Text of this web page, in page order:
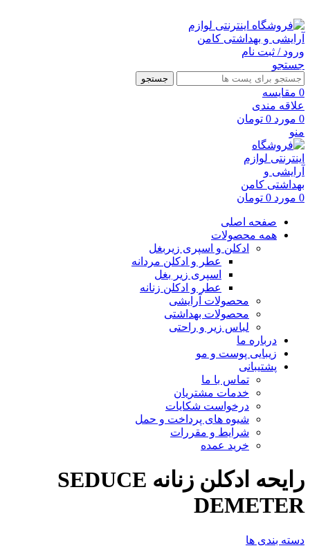
ورود / ثبت نام
جستجو
جستجو
0 مقايسه
علاقه مندی
0 مورد 0 تومان
منو
0 مورد 0 تومان
صفحه اصلی
همه محصولات
ادکلن و اسپری زیربغل
عطر و ادکلن مردانه
اسپری زیر بغل
عطر و ادکلن زنانه
محصولات آرایشی
محصولات بهداشتی
لباس زیر و راحتی
درباره ما
زیبایی پوست و مو
پشتیبانی
تماس با ما
خدمات مشتریان
درخواست شکایات
شیوه های پرداخت و حمل
شرایط و مقررات
خرید عمده
رایحه ادکلن زنانه SEDUCE
DEMETER
دسته بندی ها